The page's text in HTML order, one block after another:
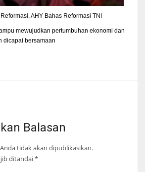
AHY Bahas Reformasi TNI
mewujudkan pertumbuhan ekonomi dan
dicapai bersamaan
Balasan
tidak akan dipublikasikan.
ditandai*